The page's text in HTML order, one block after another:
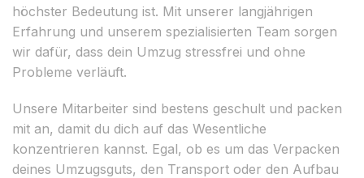
höchster Bedeutung ist. Mit unserer langjährigen
Erfahrung und unserem spezialisierten Team sorgen
wir dafür, dass dein Umzug stressfrei und ohne
Probleme verläuft.
Unsere Mitarbeiter sind bestens geschult und packen
mit an, damit du dich auf das Wesentliche
konzentrieren kannst. Egal, ob es um das Verpacken
deines Umzugsguts, den Transport oder den Aufbau